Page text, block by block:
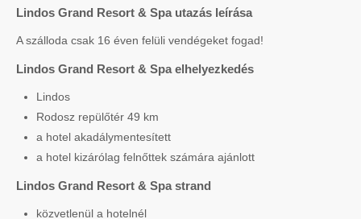
Lindos Grand Resort & Spa utazás leírása
A szálloda csak 16 éven felüli vendégeket fogad!
Lindos Grand Resort & Spa elhelyezkedés
Lindos
Rodosz repülőtér 49 km
a hotel akadálymentesített
a hotel kizárólag felnőttek számára ajánlott
Lindos Grand Resort & Spa strand
közvetlenül a hotelnél